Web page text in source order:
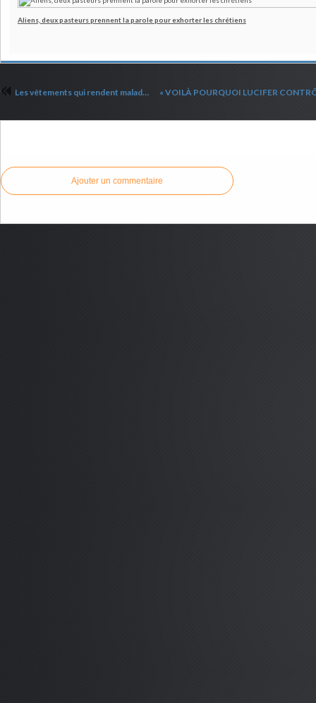
Aliens, deux pasteurs prennent la parole pour exhorter les chrétiens
Les vêtements qui rendent malades
Ajouter un commentaire